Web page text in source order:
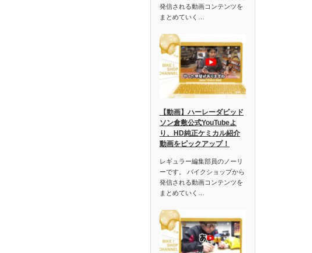
発信される動画コンテンツを
まとめていく…
【動画】ハーレーダビッド
ソン倉敷公式YouTubeよ
り、HD純正ケミカル紹介
動画をピックアップ！
レギュラー編集部員のノーリ
ーです。 バイクショップから
発信される動画コンテンツを
まとめていく…